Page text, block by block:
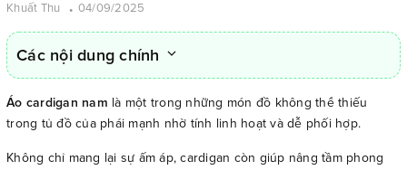
Khuất Thu 04/09/2025
Các nội dung chính
Áo cardigan nam là một trong những món đồ không thể thiếu
trong tủ đồ của phái mạnh nhờ tính linh hoạt và dễ phối hợp.
Không chỉ mang lại sự ấm áp, cardigan còn giúp nâng tầm phong